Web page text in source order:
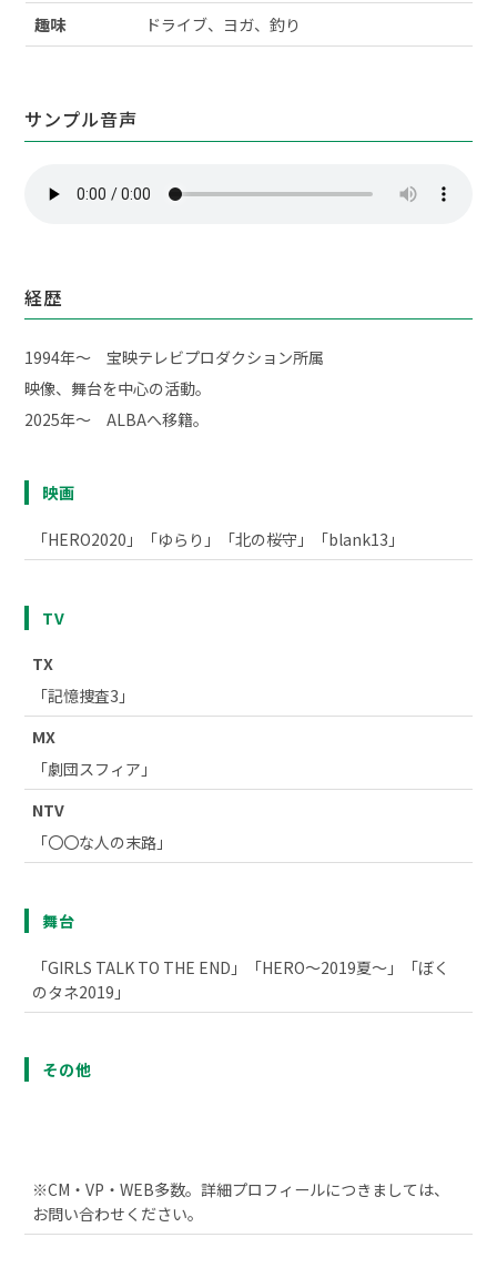
趣味
ドライブ、ヨガ、釣り
サンプル音声
経歴
1994年～ 宝映テレビプロダクション所属
映像、舞台を中心の活動。
2025年～ ALBAへ移籍。
映画
「HERO2020」「ゆらり」「北の桜守」「blank13」
TV
TX
「記憶捜査3」
MX
「劇団スフィア」
NTV
「〇〇な人の末路」
舞台
「GIRLS TALK TO THE END」「HERO～2019夏～」「ぼく
のタネ2019」
その他
※CM・VP・WEB多数。詳細プロフィールにつきましては、
お問い合わせください。